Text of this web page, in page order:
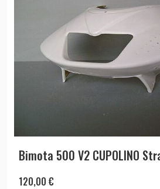
Bimota 500 V2 CUPOLINO
120,00 €